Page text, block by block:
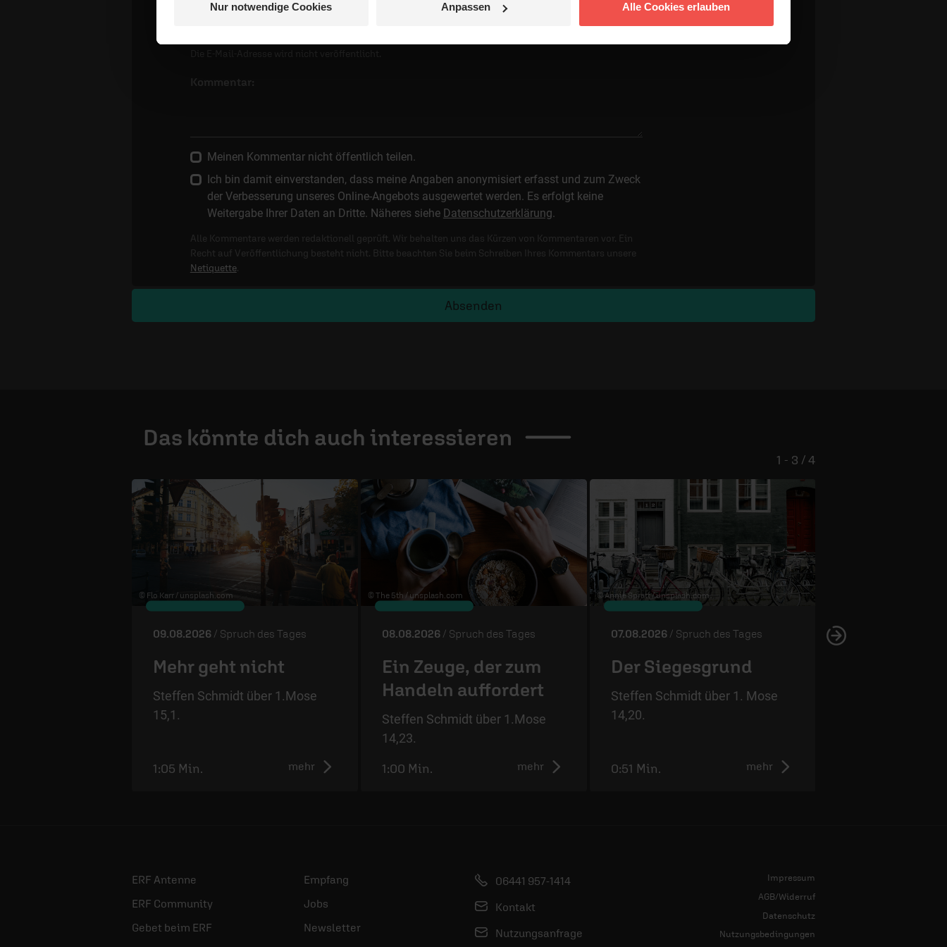
Nur notwendige Cookies Anpassen Alle Cookies erlauben
E-Mail:
Kommentar:
Meinen Kommentar nicht öffentlich teilen.
Ich bin damit einverstanden, dass meine Angaben anonymisiert erfasst und zum Zweck
der Verbesserung unseres Online-Angebots ausgewertet werden. Es erfolgt keine
Weitergabe Ihrer Daten an Dritte. Näheres siehe Datenschutzerklärung.
Alle Kommentare werden redaktionell geprüft. Wir behalten uns das Kürzen von Kommentaren vor. Ein
Recht auf Veröffentlichung besteht nicht. Bitte beachten Sie beim Schreiben Ihres Kommentars unsere
Netiquette.
Absenden
Das könnte dich auch interessieren
© Flo Karr / unsplash.com
09.08.2026 / Spruch des Tages
Mehr geht nicht
Steffen Schmidt über 1.Mose
15,1.
mehr
1:05 Min.
© The 5th / unsplash.com
08.08.2026 / Spruch des Tages
Ein Zeuge, der zum
Handeln auffordert
Steffen Schmidt über 1.Mose
14,23.
mehr
1:00 Min.
© Annie Spratt /unsplash.com
07.08.2026 / Spruch des Tages
Der Siegesgrund
Steffen Schmidt über 1. Mose
14,20.
mehr
0:51 Min.
06.08.2026
1 - 3 / 4
ERF Antenne
ERF Community
Gebet beim ERF
Empfang
Jobs
Newsletter
06441 957-1414
Kontakt
Nutzungsanfrage
Impressum
AGB/Widerruf
Datenschutz
Nutzungsbedingungen